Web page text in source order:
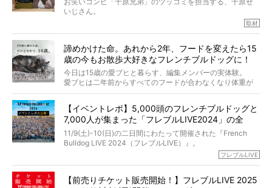
識にも長けているPELIさん。
「愛犬が旅立ったあと、ベッドやおもちゃはどうすればい
くれる？」
さらには、霊感がない人でも愛犬が成仏したことを知る方
法まで。
お笑い芸人だからこそ暗くなりすぎない、むしろ心がスッ
と軽くなる。
永久保存版のスペシャル対談です！
いじさん。
た。
僧侶としての名は「靖賢（せいけん）」。
当時54歳という年齢にして、なぜ動物専門僧侶という道を
選んだのか。
また、愛犬の旅立ちとどのように向き合うべきなのか。
た。
取材
諦めかけた命。あれから2年、フードを変えたら15
歳の今もお散歩大好きなフレンチブルドッグに！
今日は15歳の愛ブヒと暮らす、編集メンバーの実体験。
愛ブヒは二年前からすべてのフードが合わなくなり体重が
激減。検査をしても異常はなく「年齢のせいですね…」と言
もう諦めるしかないのかな…そんなとき、我が家に届いたの
が「THE fu-do(ザ・フード)」の試食品でした。
そして「THE fu-do(ザ・フード)」を食べつづけて二年、愛
ブヒは15歳になり、今も元気にお散歩をしています。
今回は、二年前の絶望から今までを包み隠さず、時系列で
【イベントレポ】5,000頭のフレンチブルドッグと
7,000人が集まった「フレブルLIVE2024」の全
貌！
11/9(土)-10(日)の二日間にわたって開催された『French
Bulldog LIVE 2024（フレブルLIVE）』。
今年はのべ5,000頭のフレンチブルドッグと7,000人のフレ
day1の司会はフレブルラバーのロッチさん。day2の音楽フ
フレブルLIVE
【前売りチケット販売開始！】フレブルLIVE 2025